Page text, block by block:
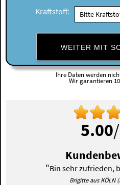
Kraftstoff:
WEITER MIT
Ihre Daten werden
Wir garantieren
5.00
"Bin sehr zufrieden,
Brigitte aus KÖLN (